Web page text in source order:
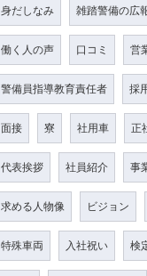
身だしなみ 雑踏警備の広
働く人の声 口コミ 営
警備員指導教育責任者 採
面接 寮 社用車 正
代表挨拶 社員紹介 事
求める人物像 ビジョン
特殊車両 入社祝い 検